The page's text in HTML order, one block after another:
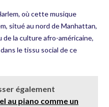
où cette musique
situé au nord de Manhattan,
la culture afro-américaine,
le tissu social de ce
également
au piano comme un